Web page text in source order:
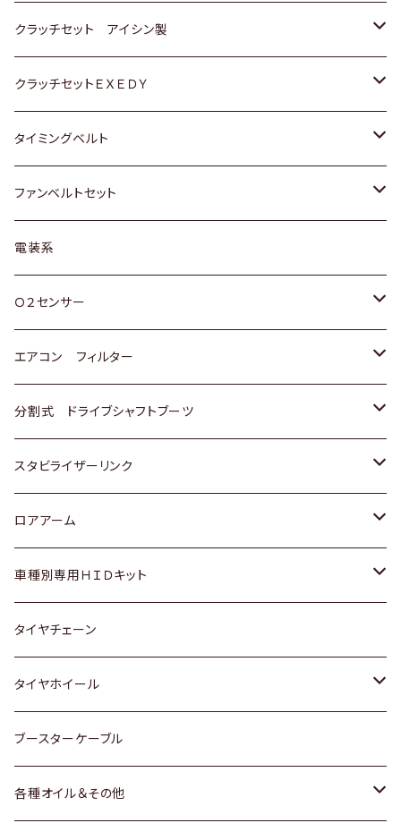
スバル
スバル
ダイハツ
マツダ
三菱
スバル
日野
ＷＡＧＥＮ
アストロ（シボレー）
クライスラー
ＶＯＬＶＯ
スズキ
日産
ダイハツ
マツダ
三菱
スバル
ダイハツ
日産
ホンダ
マツダ
トヨタ
クラッチセット アイシン製
ホンダ
スズキ
ダイハツ
マツダ
三菱
スバル
クラッチセットＥＸＥＤＹ
ホンダ
スズキ
日産
ダイハツ
マツダ
三菱
スバル
タイミングベルト
トヨタ
スズキ
ダイハツ
三菱
スバル
ファンベルトセット
トヨタ
ホンダ
スズキ
日産
いすゞ
ダイハツ
マツダ
三菱
スバル
レクサス
電装系
Ｏ２センサー
トヨタ
ホンダ
スズキ
日産
ダイハツ
マツダ
三菱
スバル
エアコン フィルター
トヨタ
ホンダ
スズキ
日産
いすゞ
ダイハツ
マツダ
三菱
分割式 ドライブシャフトブーツ
トヨタ
ホンダ
スズキ
日産
ダイハツ
スバル
スタビライザーリンク
トヨタ
ホンダ
スズキ
日産
ダイハツ
マツダ
ロアアーム
ホンダ
スズキ
日産
ダイハツ
マツダ
車種別専用ＨＩＤキット
トヨタ
マツダ
タイヤチェーン
タイヤホイール
トヨタ
ホンダ
ブースターケーブル
各種オイル＆その他